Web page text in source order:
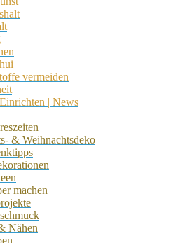
vermeiden
| News
& Weihnachtsdeko
machen
Nähen